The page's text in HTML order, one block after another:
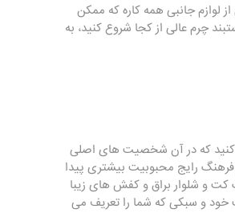
جانبی همه کاره که ممکن
چرم عالی از کجا شروع کنید، به
کنید که در آن شخصیت های اصلی
فرهنگ رایج محبوبیت بیشتری پیدا
کت و شلوار براق و کفش ‌های زیبا
و سبکی که شما را تعریف می